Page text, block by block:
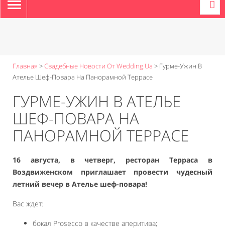
TOGGLE
NAVIGATION
Главная >Свадебные Новости От Wedding.ua > Гурме-Ужин В
Ателье Шеф-Повара На Панорамной Террасе
ГУРМЕ-УЖИН В АТЕЛЬЕ
ШЕФ-ПОВАРА НА
ПАНОРАМНОЙ ТЕРРАСЕ
16 августа, в четверг, ресторан Терраса в
Воздвиженском приглашает провести чудесный
летний вечер в Ателье шеф-повара!
Вас ждет:
бокал Prosecco в качестве аперитива;